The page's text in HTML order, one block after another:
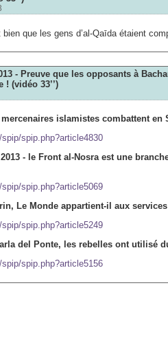
que les gens d’al-Qaīda étaient
- Preuve que les opposants à
(vidéo 33’’)
mercenaires islamistes combattent en
spip.php?article4830
- le Front al-Nosra est une
spip.php?article5069
Le Monde appartient-il aux
spip.php?article5249
del Ponte, les rebelles ont utilisé
spip.php?article5156